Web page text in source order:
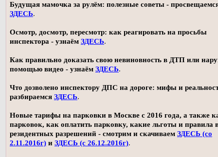
Будущая мамочка за рулём: полезные советы -
ЗДЕСЬ.
Осмотр, досмотр, пересмотр: как реагировать на просьбы
инспектора - узнаём ЗДЕСЬ.
Как правильно доказать свою невиновность в ДТП или
помощью видео - узнаём ЗДЕСЬ.
Что дозволено инспектору ДПС на дороге: мифы и
разбираемся ЗДЕСЬ.
Новые тарифы на парковки в Москве с 2016 года, а также
парковок, как оплатить парковку, какие льготы и правила
резидентных разрешений - смотрим и скачиваем ЗДЕСЬ (со
2.11.2016г) и ЗДЕСЬ (с 26.12.2016г).